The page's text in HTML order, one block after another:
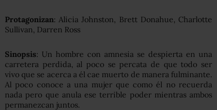
Protagonizan: Alicia Johnston, Brett Donahue, Charlotte
Sullivan, Darren Ross
Sinopsis: Un hombre con amnesia se despierta en una
carretera perdida, al poco se percata de que todo ser
vivo que se acerca a él cae muerto de manera fulminante.
Al poco conoce a una mujer que como él no recuerda
nada pero que anula ese terrible poder mientras ambos
permanezcan juntos.